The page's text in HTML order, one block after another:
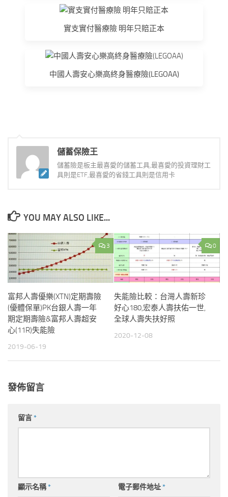
實支實付醫療險 明年只賠正本
中國人壽安心樂高終身醫療險(LEGOAA)
儲蓄保險王
儲蓄險是板主最喜愛的儲蓄工具,最喜愛的投資理財工
具則是ETF,最喜愛的省錢工具則是信用卡
YOU MAY ALSO LIKE...
3
富邦人壽優樂(XTN)定期壽險
(優體保單)PK台銀人壽一年
期定期壽險&富邦人壽超安
心(11R)失能險
2019-06-19
0
失能險比較：台灣人壽新珍
好心180,宏泰人壽扶佑一世,
全球人壽失扶好照
2020-12-08
發佈留言
留言*
顯示名稱* 電子郵件地址*